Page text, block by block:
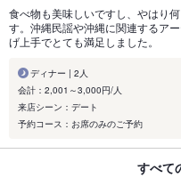
食べ物も美味しいですし、やはり
す。沖縄民謡や沖縄に関連するア
げ上手でとても満足しました。
ディナー | 2人
会計：2,001～3,000円/人
来店シーン：デート
予約コース：お席のみのご予約
すべて